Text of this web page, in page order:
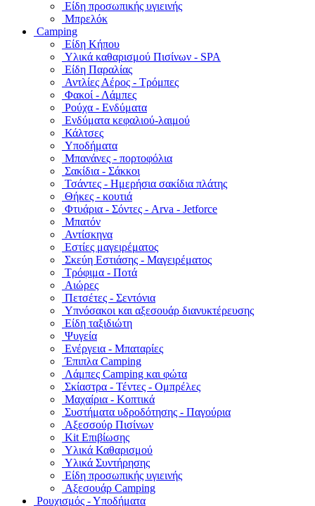
Είδη προσωπικής υγιεινής
Μπρελόκ
Camping
Είδη Κήπου
Υλικά καθαρισμού Πισίνων - SPA
Είδη Παραλίας
Αντλίες Αέρος - Τρόμπες
Φακοί - Λάμπες
Ρούχα - Ενδύματα
Ενδύματα κεφαλιού-λαιμού
Κάλτσες
Υποδήματα
Μπανάνες - πορτοφόλια
Σακίδια - Σάκκοι
Τσάντες - Ημερήσια σακίδια πλάτης
Θήκες - κουτιά
Φτυάρια - Σόντες - Arva - Jetforce
Μπατόν
Αντίσκηνα
Εστίες μαγειρέματος
Σκεύη Εστιάσης - Μαγειρέματος
Τρόφιμα - Ποτά
Αιώρες
Πετσέτες - Σεντόνια
Υπνόσακοι και αξεσουάρ διανυκτέρευσης
Είδη ταξιδιώτη
Ψυγεία
Ενέργεια - Μπαταρίες
Έπιπλα Camping
Λάμπες Camping και φώτα
Σκίαστρα - Τέντες - Ομπρέλες
Μαχαίρια - Κοπτικά
Συστήματα υδροδότησης - Παγούρια
Αξεσσούρ Πισίνων
Kit Επιβίωσης
Υλικά Καθαρισμού
Υλικά Συντήρησης
Είδη προσωπικής υγιεινής
Αξεσουάρ Camping
Ρουχισμός - Υποδήματα